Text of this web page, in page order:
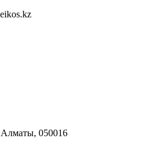
Алматы, 050016